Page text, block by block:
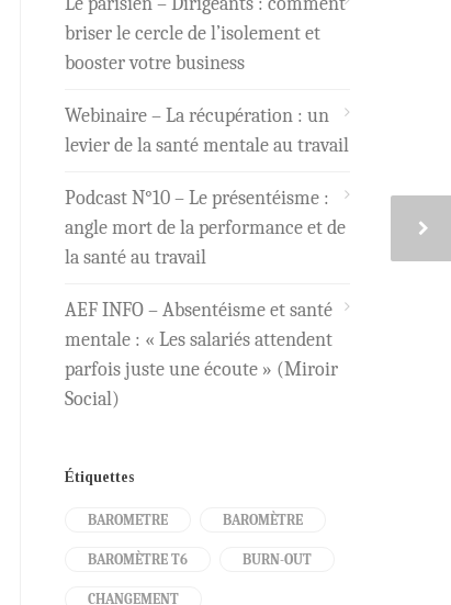
briser le cercle de l’isolement et
booster votre business
Webinaire – La récupération : un
levier de la santé mentale au travail
Podcast N°10 – Le présentéisme :
angle mort de la performance et de
la santé au travail
AEF INFO – Absentéisme et santé
mentale : « Les salariés attendent
parfois juste une écoute » (Miroir
Social)
Étiquettes
BAROMETRE BAROMÈTRE
BAROMÈTRE T6 BURN-OUT
CHANGEMENT